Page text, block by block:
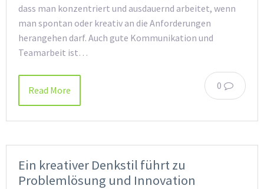
dass man konzentriert und ausdauernd arbeitet, wenn
man spontan oder kreativ an die Anforderungen
herangehen darf. Auch gute Kommunikation und
Teamarbeit ist…
0
Read More
Ein kreativer Denkstil führt zu
Problemlösung und Innovation